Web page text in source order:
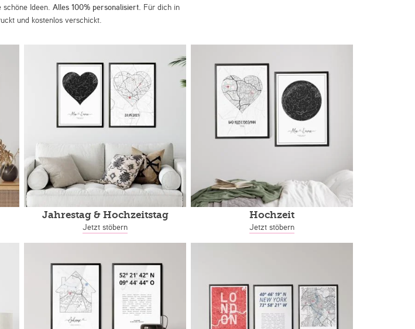
Ideen. Alles 100% personalisiert. Für dich in
und kostenlos verschickt.
Jahrestag& Hochzeitstag
Jetzt stöbern
Hochzeit
Jetzt stöbern